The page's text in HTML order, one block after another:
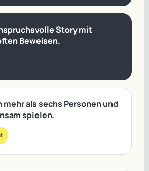
Story mit
Beweisen.
als sechs Personen und
spielen.